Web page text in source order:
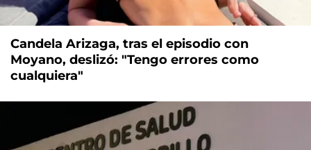
Candela Arizaga, tras el episodio con
Moyano, deslizó: "Tengo errores como
cualquiera"